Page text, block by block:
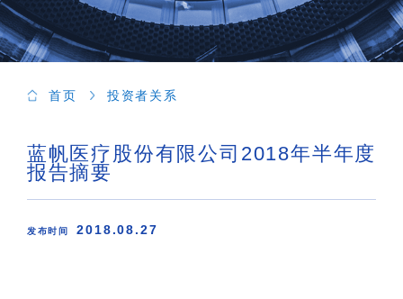
首页 投资者关系
蓝帆医疗股份有限公司2018年半年度
报告摘要
发布时间 2018.08.27